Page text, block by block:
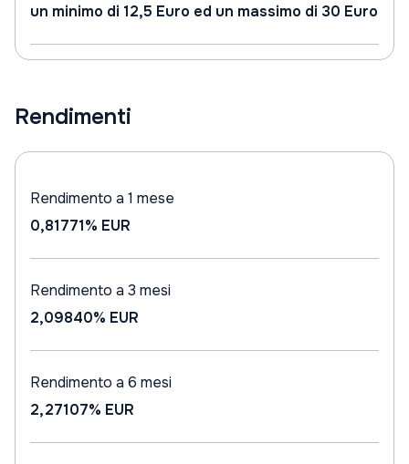
un minimo di 12,5 Euro ed un massimo di 30 Euro
Rendimenti
Rendimento a 1 mese
0,81771% EUR
Rendimento a 3 mesi
2,09840% EUR
Rendimento a 6 mesi
2,27107% EUR